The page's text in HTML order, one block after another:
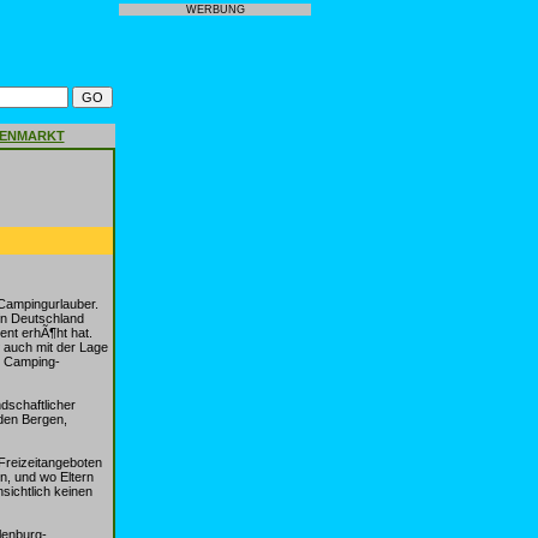
Deutschland
erhÃ¶ht hat.
mit der Lage
Camping-
Bergen,
und wo Eltern
keinen
WERBUNG